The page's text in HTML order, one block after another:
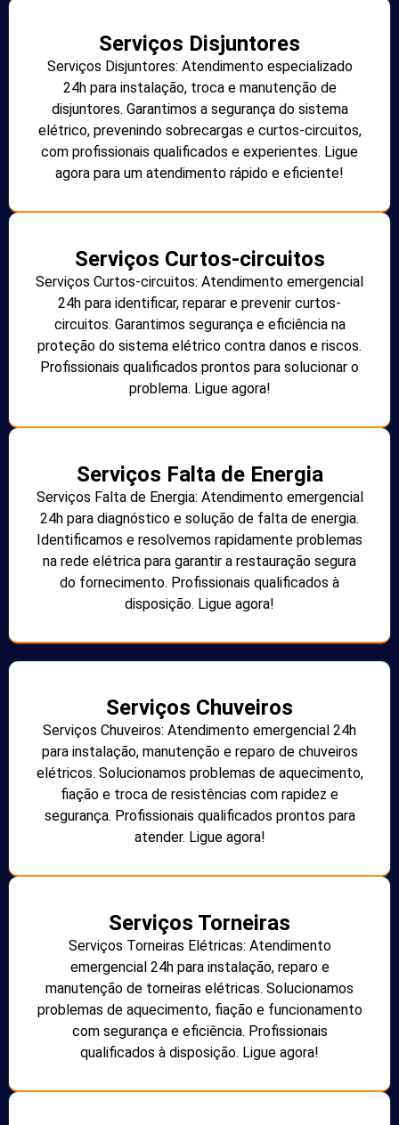
Serviços Disjuntores
Serviços Disjuntores: Atendimento especializado
24h para instalação, troca e manutenção de
disjuntores. Garantimos a segurança do sistema
elétrico, prevenindo sobrecargas e curtos-circuitos,
com profissionais qualificados e experientes. Ligue
agora para um atendimento rápido e eficiente!
Serviços Curtos-circuitos
Serviços Curtos-circuitos: Atendimento emergencial
24h para identificar, reparar e prevenir curtos-
circuitos. Garantimos segurança e eficiência na
proteção do sistema elétrico contra danos e riscos.
Profissionais qualificados prontos para solucionar o
problema. Ligue agora!
Serviços Falta de Energia
Serviços Falta de Energia: Atendimento emergencial
24h para diagnóstico e solução de falta de energia.
Identificamos e resolvemos rapidamente problemas
na rede elétrica para garantir a restauração segura
do fornecimento. Profissionais qualificados à
disposição. Ligue agora!
Serviços Chuveiros
Serviços Chuveiros: Atendimento emergencial 24h
para instalação, manutenção e reparo de chuveiros
elétricos. Solucionamos problemas de aquecimento,
fiação e troca de resistências com rapidez e
segurança. Profissionais qualificados prontos para
atender. Ligue agora!
Serviços Torneiras
Serviços Torneiras Elétricas: Atendimento
emergencial 24h para instalação, reparo e
manutenção de torneiras elétricas. Solucionamos
problemas de aquecimento, fiação e funcionamento
com segurança e eficiência. Profissionais
qualificados à disposição. Ligue agora!